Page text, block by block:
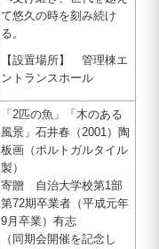
て悠久の時を刻み続け
る。
【設置場所】 管理棟エ
ントランスホール
「2匹の魚」「木のある
風景」石井春（2001）陶
板画（ポルトガルタイル
製）
寄贈 自治大学校第1部
第72期卒業者（平成元年
9月卒業）有志
（同期会開催を記念し